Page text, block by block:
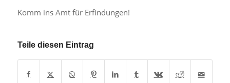
Komm ins Amt für Erfindungen!
Teile diesen Eintrag